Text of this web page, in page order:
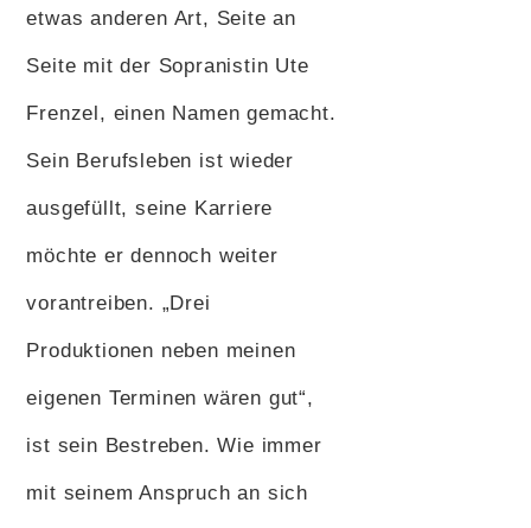
etwas anderen Art, Seite an
Seite mit der Sopranistin Ute
Frenzel, einen Namen gemacht.
Sein Berufsleben ist wieder
ausgefüllt, seine Karriere
möchte er dennoch weiter
vorantreiben. „Drei
Produktionen neben meinen
eigenen Terminen wären gut“,
ist sein Bestreben. Wie immer
mit seinem Anspruch an sich